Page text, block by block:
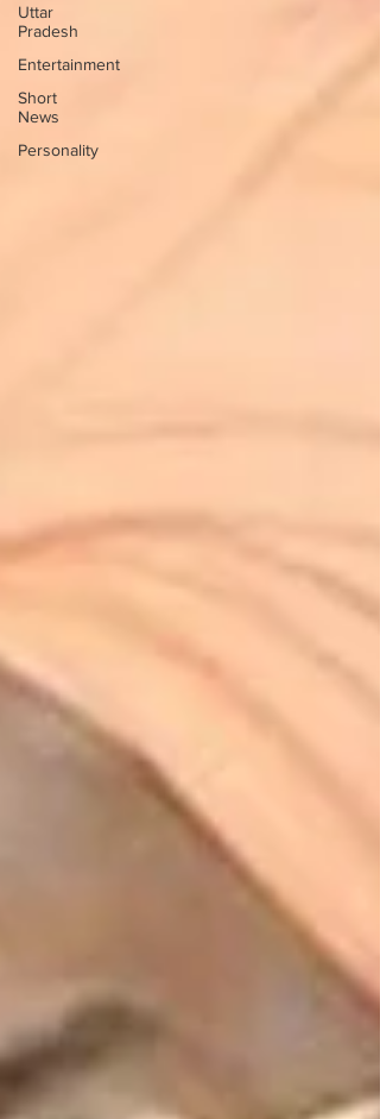
Uttar
Pradesh
Entertainment
Short
News
Personality